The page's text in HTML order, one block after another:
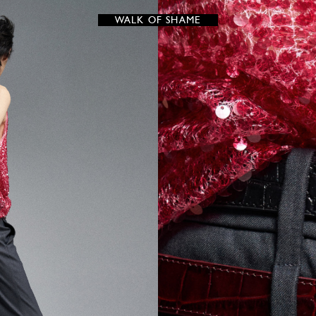
WALK OF SHAME